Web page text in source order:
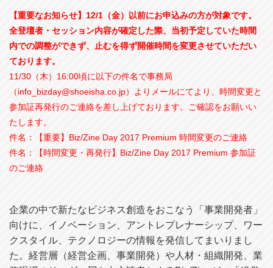
【重要なお知らせ】12/1（金）以前にお申込みの方が対象です。
全登壇者・セッション内容が確定した際、当初予定していた時間
内での調整ができず、止むを得ず開催時間を変更させていただい
ております。
11/30（木）16:00頃に以下の件名で事務局
（info_bizday@shoeisha.co.jp）よりメールにてより、時間変更と
参加証再発行のご連絡を差し上げております。ご確認をお願いい
たします。
件名：【重要】Biz/Zine Day 2017 Premium 時間変更のご連絡
件名：【時間変更・再発行】Biz/Zine Day 2017 Premium 参加証
のご連絡
企業の中で新たなビジネス創造をおこなう「事業開発者」
向けに、イノベーション、アントレプレナーシップ、ワー
クスタイル、テクノロジーの情報を発信してまいりまし
た。経営層（経営企画、事業開発）や人材・組織開発、業